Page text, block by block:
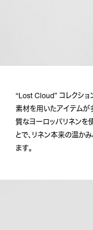
“Lost Cloud” コレクショ
素材を用いたアイテムが
質なヨーロッパリネンを
とで、リネン本来の温か
ます。